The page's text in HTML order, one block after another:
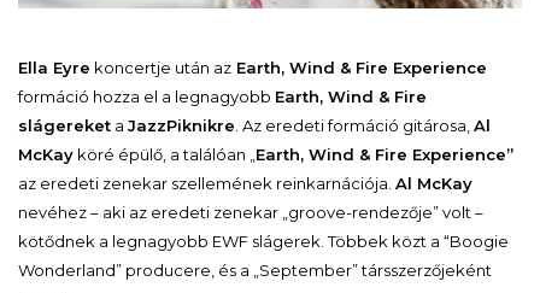
Ella Eyre koncertje után az Earth, Wind & Fire Experience
formáció hozza el a legnagyobb Earth, Wind & Fire
slágereket a JazzPiknikre . Az eredeti formáció gitárosa, Al
McKay köré épülő, a találóan „ Earth, Wind & Fire Experience”
az eredeti zenekar szellemének reinkarnációja. Al McKay
nevéhez – aki az eredeti zenekar „groove-rendezője” volt –
kötődnek a legnagyobb EWF slágerek. Többek közt a “Boogie
Wonderland” producere, és a „September” társszerzőjeként